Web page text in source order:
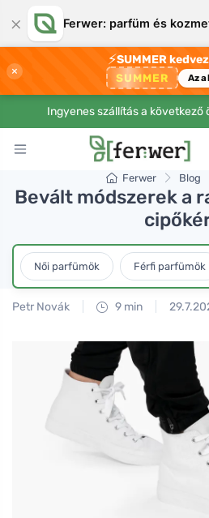
× Ferwer: parfüm és
×
⚡SUMMER
SUMMER Az
Ingyenes szállítás a következő
Ferwer Blog
Bevált módszerek a
Női parfümök Férfi parfümök
Petr Novák 9 min